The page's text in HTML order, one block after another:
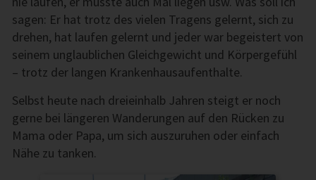
sagen: Er hat trotz des vielen Tragens gelernt, sich zu
drehen, hat laufen gelernt und jeder war begeistert von
seinem unglaublichen Gleichgewicht und Körpergefühl
– trotz der langen Krankenhausaufenthalte.
Selbst heute nach dreieinhalb Jahren steigt er noch
gerne bei längeren Wanderungen auf den Rücken zu
Mama oder Papa, um sich auszuruhen oder einfach
Nähe zu tanken.